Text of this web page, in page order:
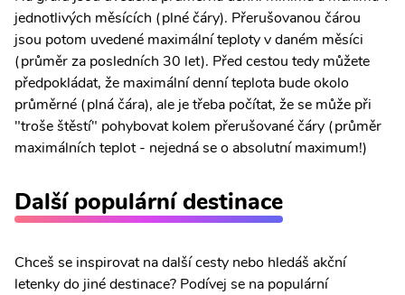
jednotlivých měsících (plné čáry). Přerušovanou čárou
jsou potom uvedené maximální teploty v daném měsíci
(průměr za posledních 30 let). Před cestou tedy můžete
předpokládat, že maximální denní teplota bude okolo
průměrné (plná čára), ale je třeba počítat, že se může při
"troše štěstí" pohybovat kolem přerušované čáry (průměr
maximálních teplot - nejedná se o absolutní maximum!)
Další populární destinace
Chceš se inspirovat na další cesty nebo hledáš akční
letenky do jiné destinace? Podívej se na populární